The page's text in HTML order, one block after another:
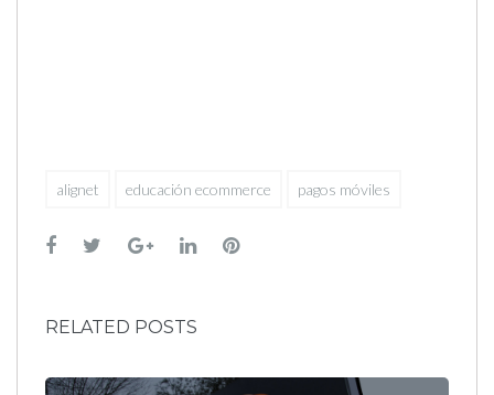
alignet educación ecommerce pagos móviles
Facebook
TwitterGoogle+
LinkedInPinterest
RELATED POSTS